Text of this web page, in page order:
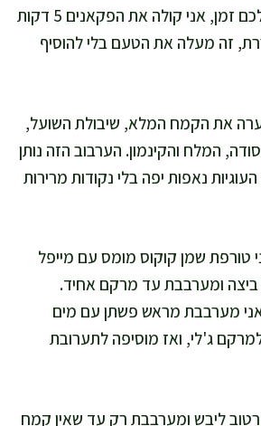
יותר. אם יש לכן ולכם זמן, אני קולה את הפקאנים 5 דקות
זה מעלה את הטעם בלי להוסיף
את הקמח המלא, שיבולת השועל,
המלח והקינמון. הערבוב הזה נותן
נאפות יפה בלי נקודות מרירות
שמן קוקוס מומס עם מייפל
ביצה ומערבבת עד מרקם אחיד.
מערבבת מראש פשתן עם מים
דקות למרקם ג'לי, ואז מוסיפה לתערובת
ליבש ומערבבת רק עד שאין קמח